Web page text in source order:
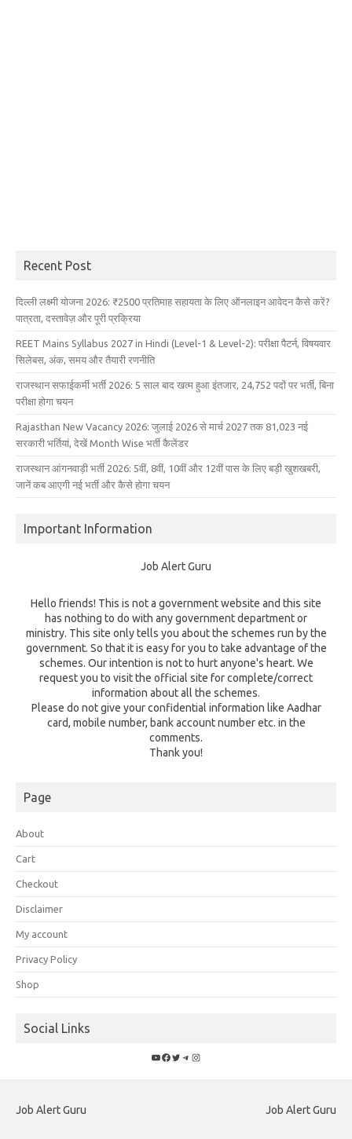
Recent Post
दिल्ली लक्ष्मी योजना 2026: ₹2500 प्रतिमाह सहायता के लिए ऑनलाइन आवेदन कैसे करें?
पात्रता, दस्तावेज़ और पूरी प्रक्रिया
REET Mains Syllabus 2027 in Hindi (Level-1 & Level-2): परीक्षा पैटर्न, विषयवार
सिलेबस, अंक, समय और तैयारी रणनीति
राजस्थान सफाईकर्मी भर्ती 2026: 5 साल बाद खत्म हुआ इंतजार, 24,752 पदों पर भर्ती, बिना
परीक्षा होगा चयन
Rajasthan New Vacancy 2026: जुलाई 2026 से मार्च 2027 तक 81,023 नई
सरकारी भर्तियां, देखें Month Wise भर्ती कैलेंडर
राजस्थान आंगनवाड़ी भर्ती 2026: 5वीं, 8वीं, 10वीं और 12वीं पास के लिए बड़ी खुशखबरी,
जानें कब आएगी नई भर्ती और कैसे होगा चयन
Important Information
Job Alert Guru
Hello friends! This is not a government website and this site
has nothing to do with any government department or
ministry. This site only tells you about the schemes run by the
government. So that it is easy for you to take advantage of the
schemes. Our intention is not to hurt anyone's heart. We
request you to visit the official site for complete/correct
information about all the schemes.
Please do not give your confidential information like Aadhar
card, mobile number, bank account number etc. in the
comments.
Thank you!
Page
About
Cart
Checkout
Disclaimer
My account
Privacy Policy
Shop
Social Links
YouTube
Facebook
Twitter
Telegram
Instagram
Job Alert Guru Job Alert Guru